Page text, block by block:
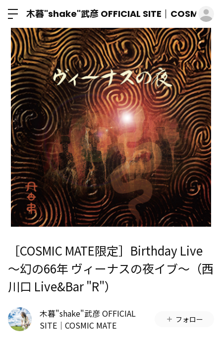
木暮"shake"武彦 OFFICIAL SITE│COSMIC
［COSMIC MATE限定］Birthday Live
〜幻の66年 ヴィーナスの夜イブ〜（西
川口 Live&Bar "R"）
木暮"shake"武彦 OFFICIAL
SITE│COSMIC MATE
フォロー